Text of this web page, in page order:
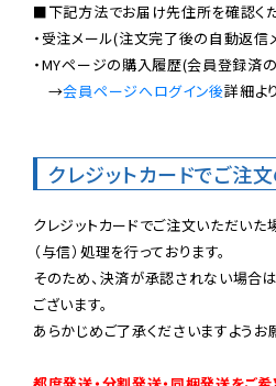
■下記方法でお届け先住所を確認くだ
・受注メール(注文完了後の自動返信
・MYページの購入履歴(会員登録済
→会員ページへログイン後詳細よ
クレジットカードでご注
クレジットカードでご注文いただいた
（与信）処理を行っております。
そのため、決済が承認されない場合
ございます。
あらかじめご了承くださいますようお